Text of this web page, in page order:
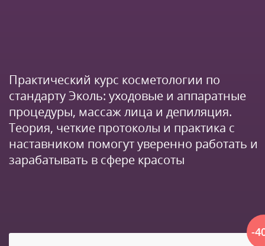
Практический курс косметологии по
стандарту Эколь: уходовые и аппаратные
процедуры, массаж лица и депиляция.
Теория, четкие протоколы и практика с
наставником помогут уверенно работать и
зарабатывать в сфере красоты
-